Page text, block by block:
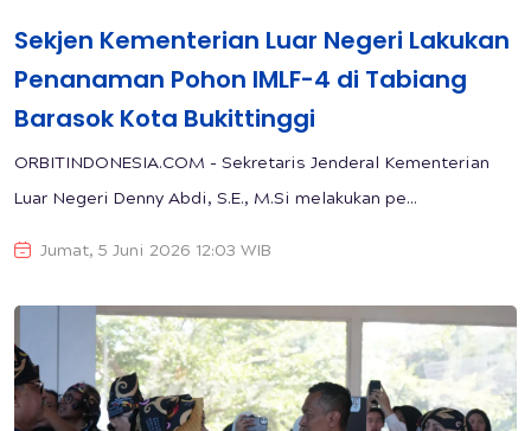
Sekjen Kementerian Luar Negeri Lakukan
Penanaman Pohon IMLF-4 di Tabiang
Barasok Kota Bukittinggi
ORBITINDONESIA.COM - Sekretaris Jenderal Kementerian
Luar Negeri Denny Abdi, S.E., M.Si melakukan pe...
Jumat, 5 Juni 2026 12:03 WIB